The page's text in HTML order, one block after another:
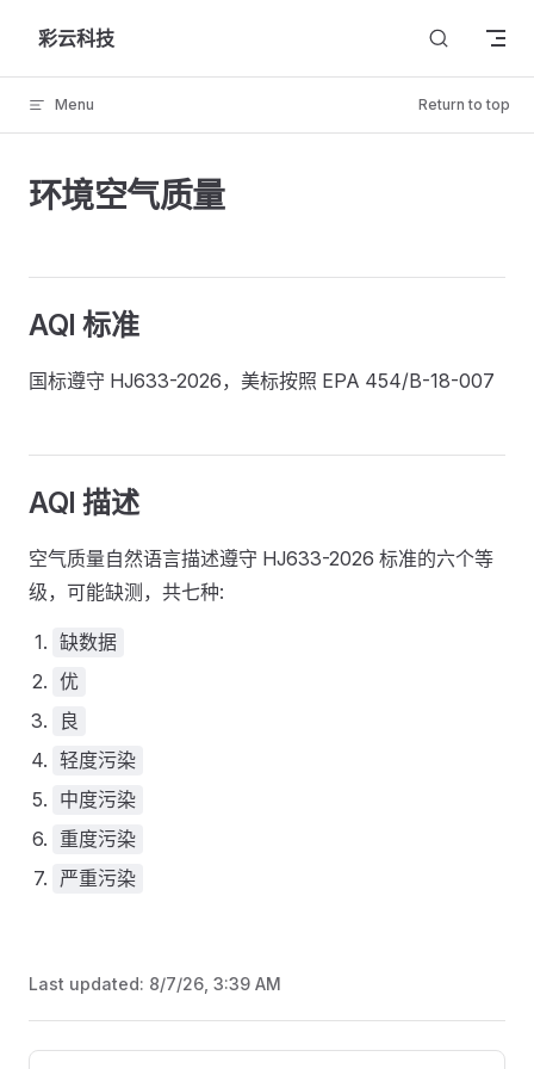
Skip to content
彩云科技
Menu Return to top
环境空气质量
AQI 标准
国标遵守 HJ633-2026，美标按照 EPA 454/B-18-007
AQI 描述
空气质量自然语言描述遵守 HJ633-2026 标准的六个等
级，可能缺测，共七种:
缺数据
优
良
轻度污染
中度污染
重度污染
严重污染
Last updated: 8/7/26, 3:39 AM